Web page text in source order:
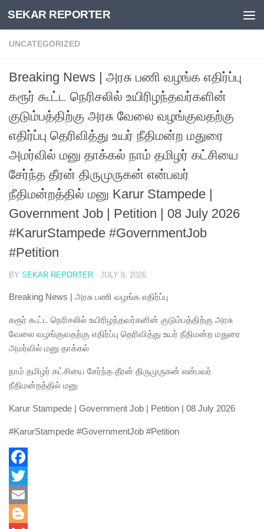
Skip to content
SEKAR REPORTER
UNCATEGORIZED
Breaking News | அரசு பணி வழங்க எதிர்ப்பு
கரூர் கூட்ட நெரிசலில் உயிரிழந்தவர்களின்
குடும்பத்திற்கு அரசு வேலை வழங்குவதற்கு
எதிர்ப்பு தெரிவித்து உயர் நீதிமன்ற மதுரை
அமர்வில் மனு தாக்கல் நாம் தமிழர் கட்சியை
சேர்ந்த தீரன் திருமுருகன் என்பவர்
நீதிமன்றத்தில் மனு Karur Stampede |
Government Job | Petition | 08 July 2026
#KarurStampede #GovernmentJob
#Petition
BY SEKAR REPORTER · JULY 8, 2026
Breaking News | அரசு பணி வழங்க எதிர்ப்பு
கரூர் கூட்ட நெரிசலில் உயிரிழந்தவர்களின் குடும்பத்திற்கு அரசு
வேலை வழங்குவதற்கு எதிர்ப்பு தெரிவித்து உயர் நீதிமன்ற மதுரை
அமர்வில் மனு தாக்கல்
நாம் தமிழர் கட்சியை சேர்ந்த தீரன் திருமுருகன் என்பவர்
நீதிமன்றத்தில் மனு
Karur Stampede | Government Job | Petition | 08 July 2026
#KarurStampede #GovernmentJob #Petition
Facebook
Twitter
Email